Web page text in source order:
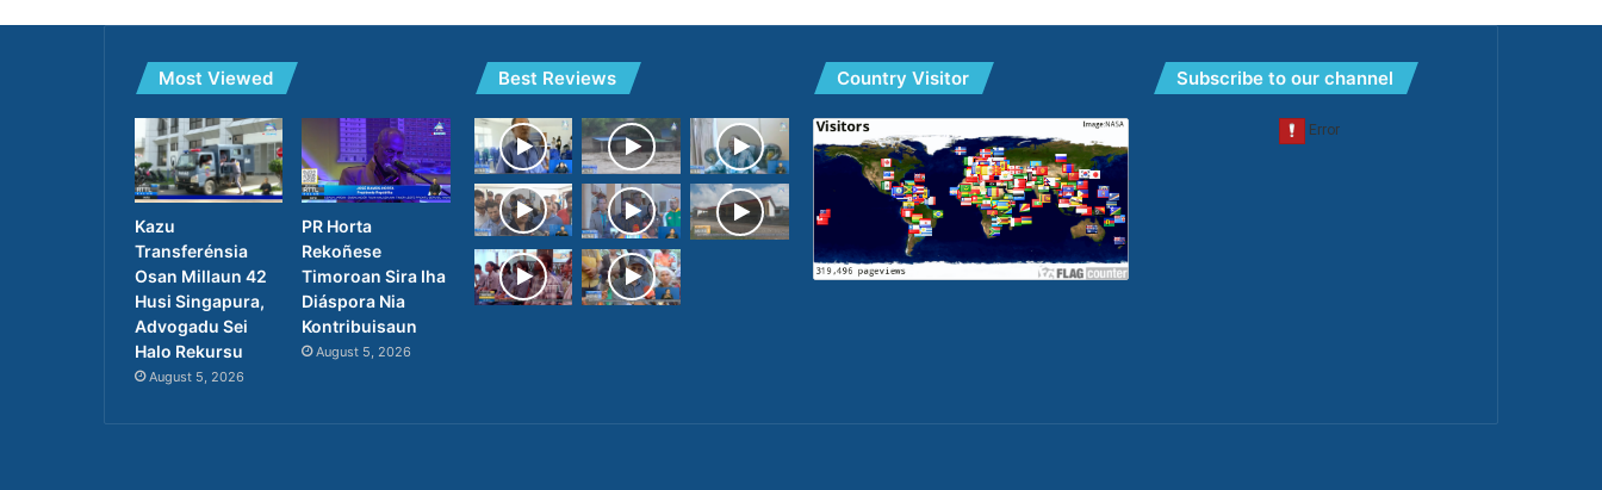
Most Viewed
Kazu
Transferénsia
Osan Millaun 42
Husi Singapura,
Advogadu Sei
Halo Rekursu
August 5, 2026
PR Horta
Rekoñese
Timoroan Sira Iha
Diáspora Nia
Kontribuisaun
August 5, 2026
Best Reviews Country Visitor Subscribe to our channel